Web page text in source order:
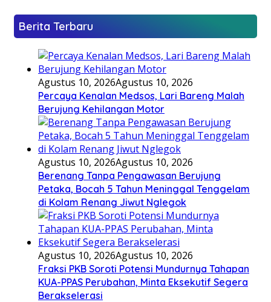
Berita Terbaru
Agustus 10, 2026Agustus 10, 2026
Percaya Kenalan Medsos, Lari Bareng Malah
Berujung Kehilangan Motor
Agustus 10, 2026Agustus 10, 2026
Berenang Tanpa Pengawasan Berujung
Petaka, Bocah 5 Tahun Meninggal Tenggelam
di Kolam Renang Jiwut Nglegok
Agustus 10, 2026Agustus 10, 2026
Fraksi PKB Soroti Potensi Mundurnya Tahapan
KUA-PPAS Perubahan, Minta Eksekutif Segera
Berakselerasi